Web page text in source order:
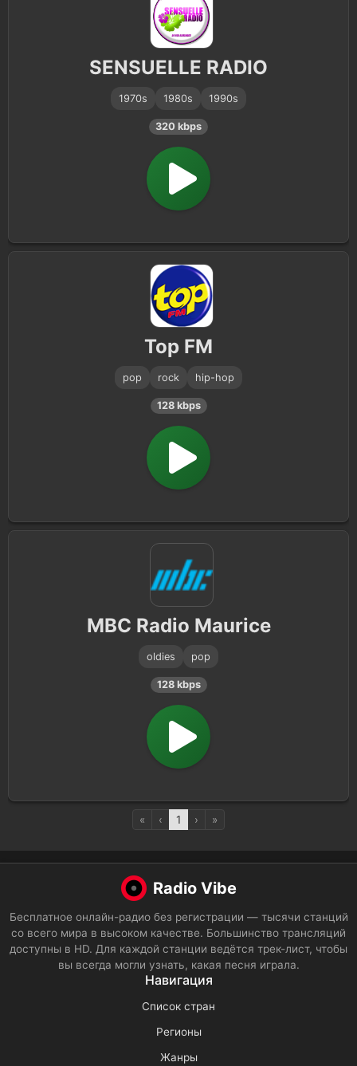
SENSUELLE RADIO
1970s 1980s 1990s
320 kbps
Top FM
pop rock hip-hop
128 kbps
MBC Radio Maurice
oldies pop
128 kbps
« ‹ 1 › »
Radio Vibe
Бесплатное онлайн-радио без регистрации — тысячи станций
со всего мира в высоком качестве. Большинство трансляций
доступны в HD. Для каждой станции ведётся трек-лист, чтобы
вы всегда могли узнать, какая песня играла.
Навигация
Список стран
Регионы
Жанры